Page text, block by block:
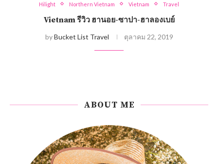
Hilight Northern Vietnam Vietnam Travel
Vietnam รีวิว ฮานอย-ซาปา-ฮาลองเบย์
byBucket List Travel ตุลาคม 22, 2019
ABOUT ME